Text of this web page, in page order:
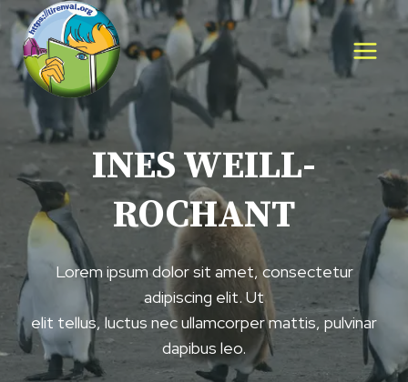
Aller
contenu
INES WEILL-
ROCHANT
Lorem ipsum dolor sit amet, consectetur
adipiscing elit. Ut
elit tellus, luctus nec ullamcorper mattis, pulvinar
dapibus leo.